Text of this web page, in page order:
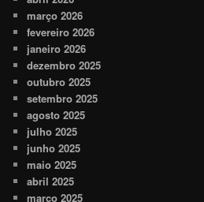
março 2026
fevereiro 2026
janeiro 2026
dezembro 2025
outubro 2025
setembro 2025
agosto 2025
julho 2025
junho 2025
maio 2025
abril 2025
março 2025